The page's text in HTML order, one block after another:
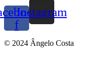
f
Instagram
© 2024 Ângelo Costa